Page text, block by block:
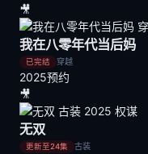
🎥
我在八零年代当后妈
已完结 穿越
2025预约
🎥
无双
更新至24集 古装